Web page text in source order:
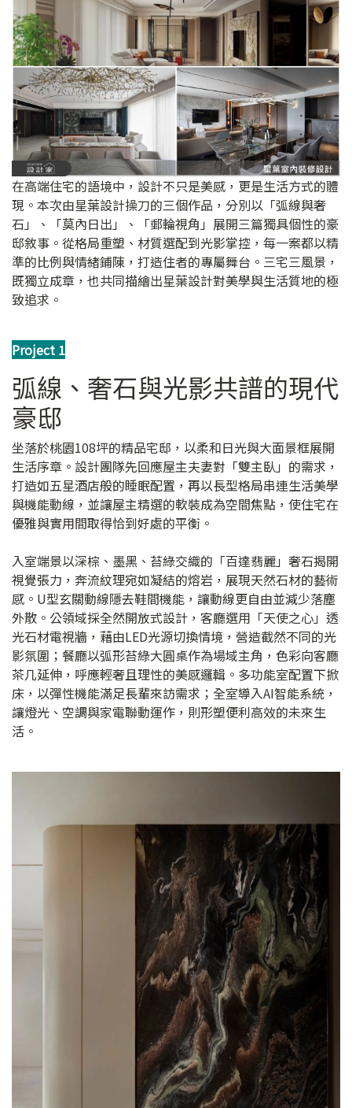
在高端住宅的語境中，設計不只是美感，更是生活方式的體
現。本次由星葉設計操刀的三個作品，分別以「弧線與奢
石」、「莫內日出」、「郵輪視角」展開三篇獨具個性的豪
邸敘事。從格局重塑、材質選配到光影掌控，每一案都以精
準的比例與情緒鋪陳，打造住者的專屬舞台。三宅三風景，
既獨立成章，也共同描繪出星葉設計對美學與生活質地的極
致追求。
Project 1
弧線、奢石與光影共譜的現代
豪邸
坐落於桃園108坪的精品宅邸，以柔和日光與大面景框展開
生活序章。設計團隊先回應屋主夫妻對「雙主臥」的需求，
打造如五星酒店般的睡眠配置，再以長型格局串連生活美學
與機能動線，並讓屋主精選的軟裝成為空間焦點，使住宅在
優雅與實用間取得恰到好處的平衡。
入室端景以深棕、墨黑、苔綠交織的「百達翡麗」奢石揭開
視覺張力，奔流紋理宛如凝結的熔岩，展現天然石材的藝術
感。U型玄關動線隱去鞋間機能，讓動線更自由並減少落塵
外散。公領域採全然開放式設計，客廳選用「天使之心」透
光石材電視牆，藉由LED光源切換情境，營造截然不同的光
影氛圍；餐廳以弧形苔綠大圓桌作為場域主角，色彩向客廳
茶几延伸，呼應輕奢且理性的美感邏輯。多功能室配置下掀
床，以彈性機能滿足長輩來訪需求；全室導入AI智能系統，
讓燈光、空調與家電聯動運作，則形塑便利高效的未來生
活。